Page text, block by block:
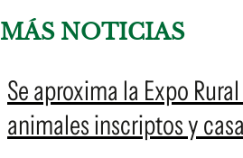
MÁS NOTICIAS
Se aproxima la Expo
animales inscriptos y